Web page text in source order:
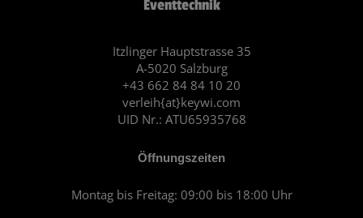
Eventtechnik
Itzlinger Hauptstrasse 35
A-5020 Salzburg
+43 662 84 84 10 20
verleih{at}keywi.com
UID Nr.: ATU65935768
Öffnungszeiten
Montag bis Freitag: 09:00 bis 18:00 Uhr